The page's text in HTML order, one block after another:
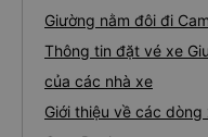
Giường nằm đôi đi
Thông tin đặt vé xe
của các nhà xe
Giới thiệu về các